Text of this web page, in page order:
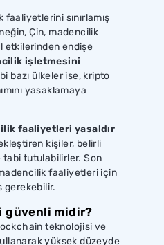
faaliyetlerini sınırlamış
Çin, madencilik
etkilerinden endişe
işletmesini
bazı ülkeler ise, kripto
yasaklamaya
faaliyetleri yasaldır
kişiler, belirli
tutulabilirler. Son
faaliyetleri için
gerekebilir.
güvenli midir?
teknolojisi ve
yüksek düzeyde